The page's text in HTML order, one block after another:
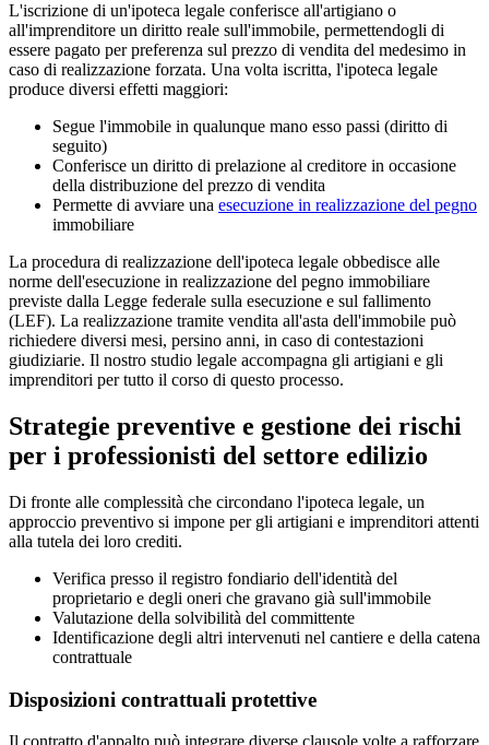
L'iscrizione di un'ipoteca legale conferisce all'artigiano o
all'imprenditore un diritto reale sull'immobile, permettendogli di
essere pagato per preferenza sul prezzo di vendita del medesimo in
caso di realizzazione forzata. Una volta iscritta, l'ipoteca legale
produce diversi effetti maggiori:
Segue l'immobile in qualunque mano esso passi (diritto di
seguito)
Conferisce un diritto di prelazione al creditore in occasione
della distribuzione del prezzo di vendita
Permette di avviare una esecuzione in realizzazione del pegno
immobiliare
La procedura di realizzazione dell'ipoteca legale obbedisce alle
norme dell'esecuzione in realizzazione del pegno immobiliare
previste dalla Legge federale sulla esecuzione e sul fallimento
(LEF). La realizzazione tramite vendita all'asta dell'immobile può
richiedere diversi mesi, persino anni, in caso di contestazioni
giudiziarie. Il nostro studio legale accompagna gli artigiani e gli
imprenditori per tutto il corso di questo processo.
Strategie preventive e gestione dei rischi
per i professionisti del settore edilizio
Di fronte alle complessità che circondano l'ipoteca legale, un
approccio preventivo si impone per gli artigiani e imprenditori attenti
alla tutela dei loro crediti.
Verifica presso il registro fondiario dell'identità del
proprietario e degli oneri che gravano già sull'immobile
Valutazione della solvibilità del committente
Identificazione degli altri intervenuti nel cantiere e della catena
contrattuale
Disposizioni contrattuali protettive